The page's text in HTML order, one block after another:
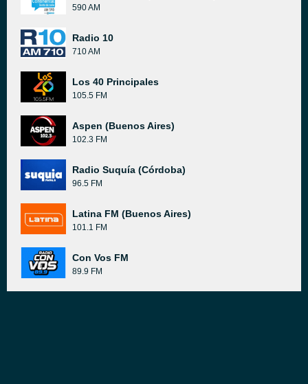
590 AM
Radio 10
710 AM
Los 40 Principales
105.5 FM
Aspen (Buenos Aires)
102.3 FM
Radio Suquía (Córdoba)
96.5 FM
Latina FM (Buenos Aires)
101.1 FM
Con Vos FM
89.9 FM